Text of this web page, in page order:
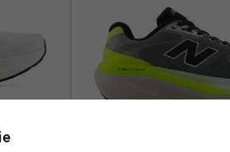
EUR 45 / US 11